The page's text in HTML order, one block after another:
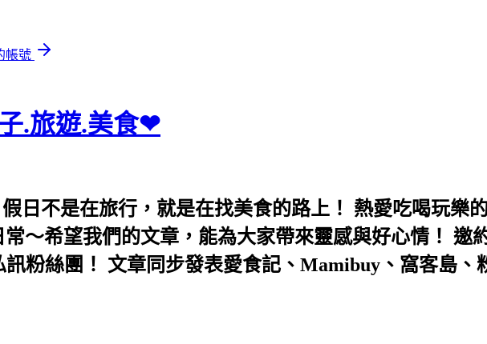
帳號
.旅遊.美食❤
日不是在旅行，就是在找美食的路上！ 熱愛吃喝玩樂
～希望我們的文章，能為大家帶來靈感與好心情！ 邀
訊粉絲團！ 文章同步發表愛食記、Mamibuy、窩客島